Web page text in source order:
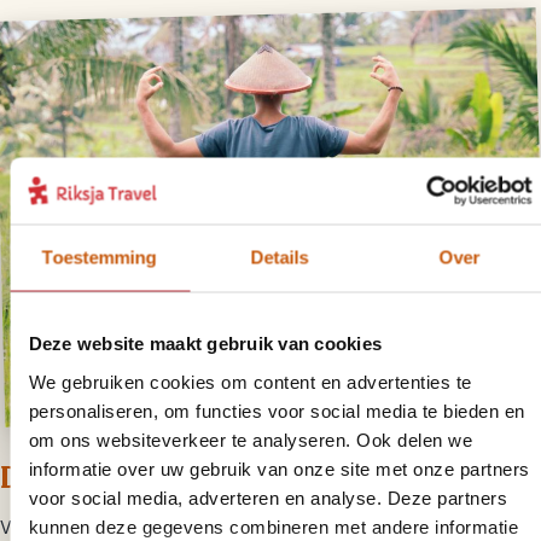
Toestemming Details Over
Deze website maakt gebruik van cookies
We gebruiken cookies om content en advertenties te
personaliseren, om functies voor social media te bieden en
om ons websiteverkeer te analyseren. Ook delen we
informatie over uw gebruik van onze site met onze partners
voor social media, adverteren en analyse. Deze partners
kunnen deze gegevens combineren met andere informatie
Dag 3 – Vertrek uit Sidemen
Vandaag komt er een einde aan deze Bali bouwsteen. Als je deze